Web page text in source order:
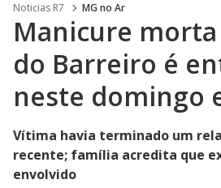
Noticias R7 MG no Ar
Manicure
do Barreiro é
neste domingo
Vítima havia terminado um
recente; família acredita que
envolvido